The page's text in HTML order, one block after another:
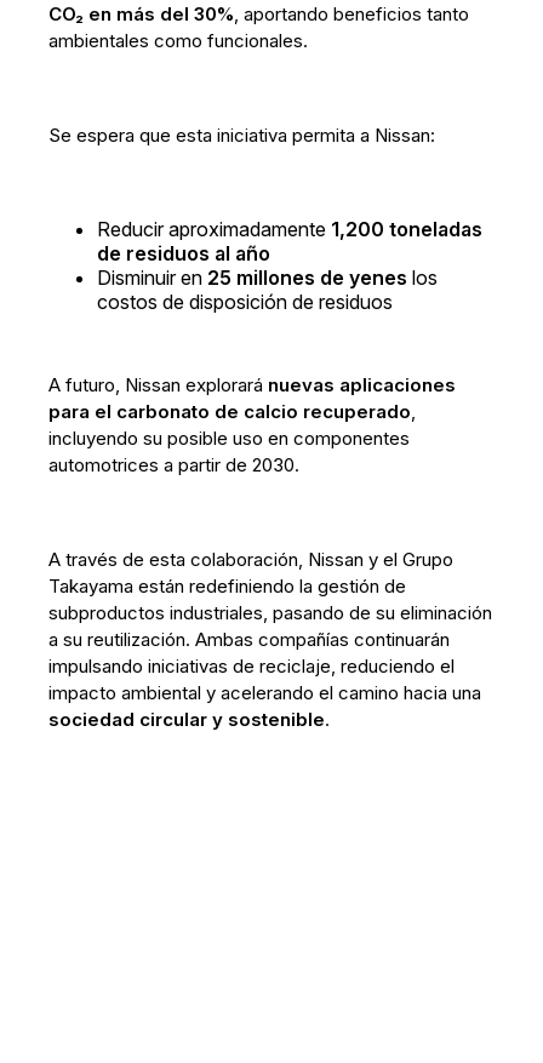
CO₂ en más del 30%, aportando beneficios tanto
ambientales como funcionales.
Se espera que esta iniciativa permita a Nissan:
Reducir aproximadamente 1,200 toneladas
de residuos al año
Disminuir en 25 millones de yenes los
costos de disposición de residuos
A futuro, Nissan explorará nuevas aplicaciones
para el carbonato de calcio recuperado,
incluyendo su posible uso en componentes
automotrices a partir de 2030.
A través de esta colaboración, Nissan y el Grupo
Takayama están redefiniendo la gestión de
subproductos industriales, pasando de su eliminación
a su reutilización. Ambas compañías continuarán
impulsando iniciativas de reciclaje, reduciendo el
impacto ambiental y acelerando el camino hacia una
sociedad circular y sostenible.